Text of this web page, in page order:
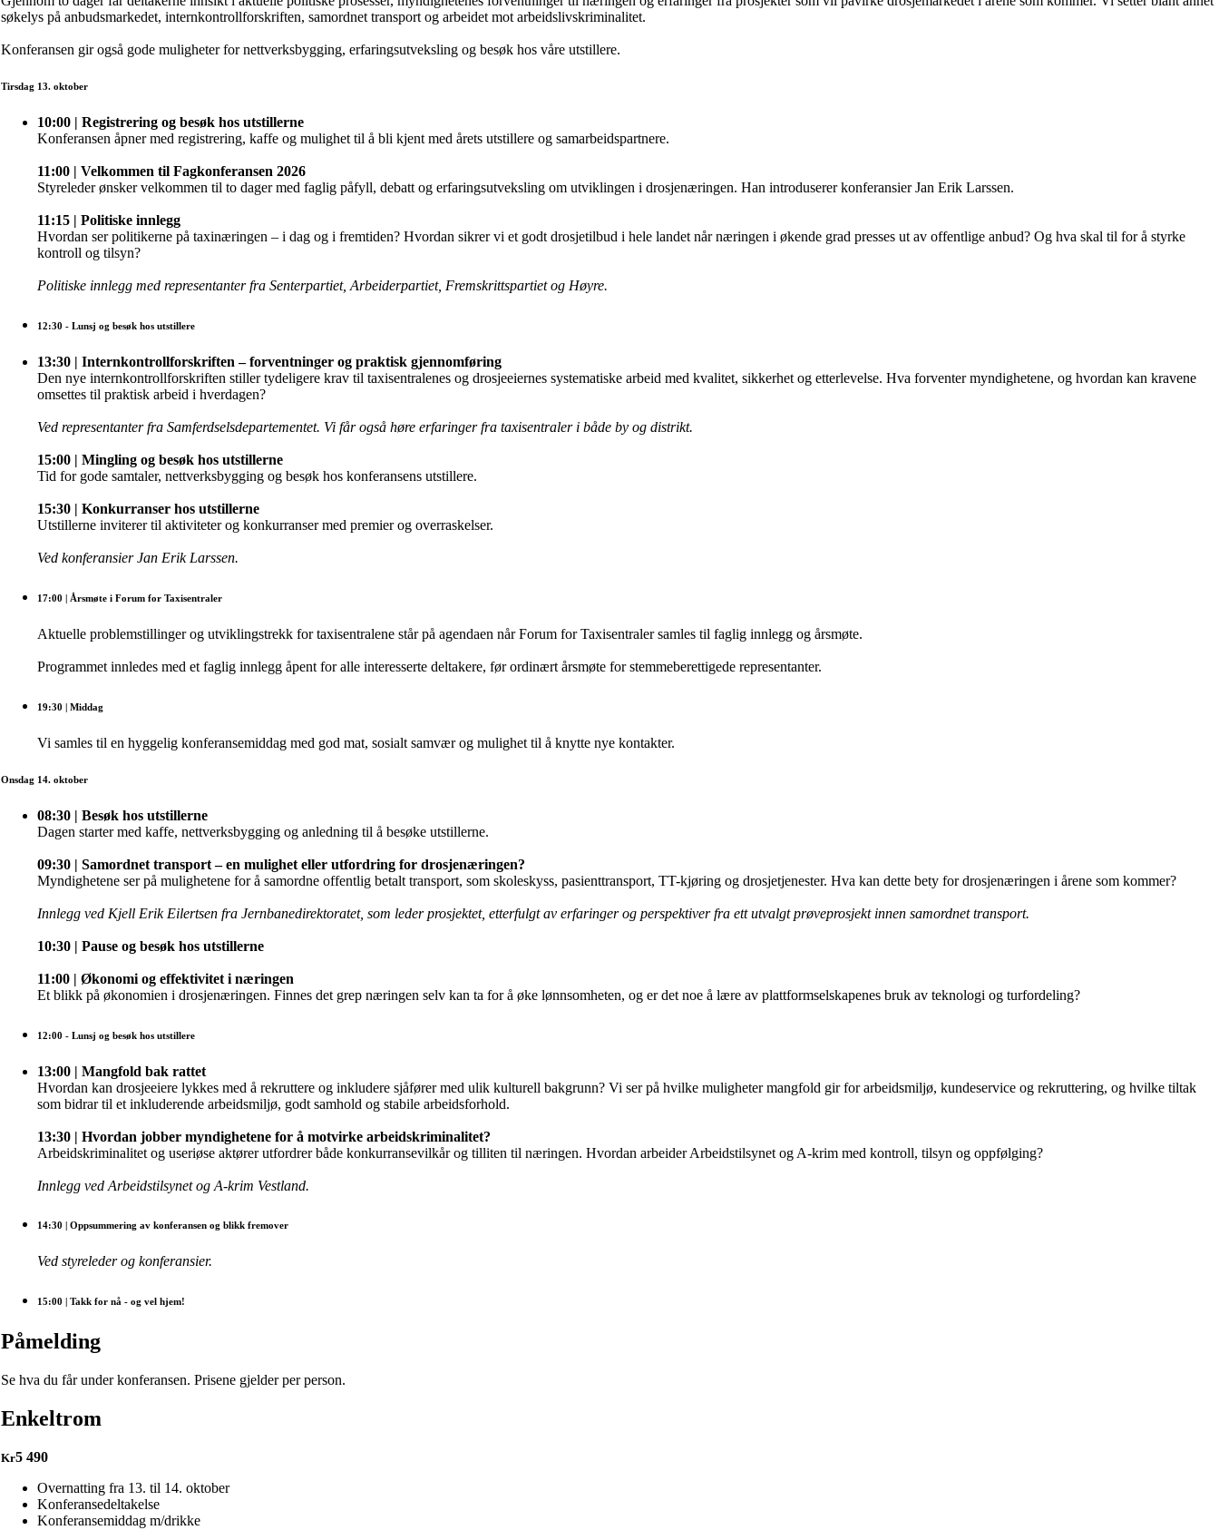
søkelys på anbudsmarkedet, internkontrollforskriften, samordnet transport og arbeidet mot arbeidslivskriminalitet.
Konferansen gir også gode muligheter for nettverksbygging, erfaringsutveksling og besøk hos våre utstillere.
Tirsdag 13. oktober
10:00 | Registrering og besøk hos utstillerne
Konferansen åpner med registrering, kaffe og mulighet til å bli kjent med årets utstillere og samarbeidspartnere.
11:00 | Velkommen til Fagkonferansen 2026
Styreleder ønsker velkommen til to dager med faglig påfyll, debatt og erfaringsutveksling om utviklingen i drosjenæringen. Han introduserer konferansier Jan Erik Larssen.
11:15 | Politiske innlegg
Hvordan ser politikerne på taxinæringen – i dag og i fremtiden? Hvordan sikrer vi et godt drosjetilbud i hele landet når næringen i økende grad presses ut av offentlige anbud? Og hva skal til for å styrke
kontroll og tilsyn?
Politiske innlegg med representanter fra Senterpartiet, Arbeiderpartiet, Fremskrittspartiet og Høyre.
12:30 - Lunsj og besøk hos utstillere
13:30 | Internkontrollforskriften – forventninger og praktisk gjennomføring
Den nye internkontrollforskriften stiller tydeligere krav til taxisentralenes og drosjeeiernes systematiske arbeid med kvalitet, sikkerhet og etterlevelse. Hva forventer myndighetene, og hvordan kan kravene
omsettes til praktisk arbeid i hverdagen?
Ved representanter fra Samferdselsdepartementet. Vi får også høre erfaringer fra taxisentraler i både by og distrikt.
15:00 | Mingling og besøk hos utstillerne
Tid for gode samtaler, nettverksbygging og besøk hos konferansens utstillere.
15:30 | Konkurranser hos utstillerne
Utstillerne inviterer til aktiviteter og konkurranser med premier og overraskelser.
Ved konferansier Jan Erik Larssen.
17:00 | Årsmøte i Forum for Taxisentraler
Aktuelle problemstillinger og utviklingstrekk for taxisentralene står på agendaen når Forum for Taxisentraler samles til faglig innlegg og årsmøte.
Programmet innledes med et faglig innlegg åpent for alle interesserte deltakere, før ordinært årsmøte for stemmeberettigede representanter.
19:30 | Middag
Vi samles til en hyggelig konferansemiddag med god mat, sosialt samvær og mulighet til å knytte nye kontakter.
Onsdag 14. oktober
08:30 | Besøk hos utstillerne
Dagen starter med kaffe, nettverksbygging og anledning til å besøke utstillerne.
09:30 | Samordnet transport – en mulighet eller utfordring for drosjenæringen?
Myndighetene ser på mulighetene for å samordne offentlig betalt transport, som skoleskyss, pasienttransport, TT-kjøring og drosjetjenester. Hva kan dette bety for drosjenæringen i årene som kommer?
Innlegg ved Kjell Erik Eilertsen fra Jernbanedirektoratet, som leder prosjektet, etterfulgt av erfaringer og perspektiver fra ett utvalgt prøveprosjekt innen samordnet transport.
10:30 | Pause og besøk hos utstillerne
11:00 | Økonomi og effektivitet i næringen
Et blikk på økonomien i drosjenæringen. Finnes det grep næringen selv kan ta for å øke lønnsomheten, og er det noe å lære av plattformselskapenes bruk av teknologi og turfordeling?
12:00 - Lunsj og besøk hos utstillere
13:00 | Mangfold bak rattet
Hvordan kan drosjeeiere lykkes med å rekruttere og inkludere sjåfører med ulik kulturell bakgrunn? Vi ser på hvilke muligheter mangfold gir for arbeidsmiljø, kundeservice og rekruttering, og hvilke tiltak
som bidrar til et inkluderende arbeidsmiljø, godt samhold og stabile arbeidsforhold.
13:30 | Hvordan jobber myndighetene for å motvirke arbeidskriminalitet?
Arbeidskriminalitet og useriøse aktører utfordrer både konkurransevilkår og tilliten til næringen. Hvordan arbeider Arbeidstilsynet og A-krim med kontroll, tilsyn og oppfølging?
Innlegg ved Arbeidstilsynet og A-krim Vestland.
14:30 | Oppsummering av konferansen og blikk fremover
Ved styreleder og konferansier.
15:00 | Takk for nå - og vel hjem!
Påmelding
Se hva du får under konferansen. Prisene gjelder per person.
Enkeltrom
Kr5 490
Overnatting fra 13. til 14. oktober
Konferansedeltakelse
Konferansemiddag m/drikke